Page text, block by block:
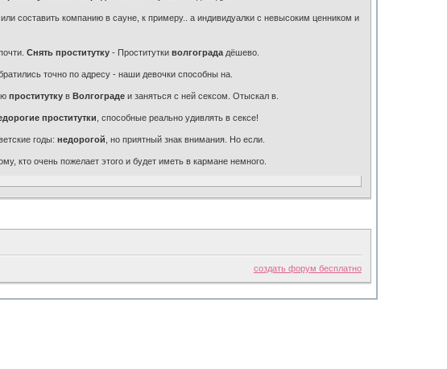
составить компанию в сауне, к примеру.. а индивидуалки с невысоким ценником и
Снять проститутку - Проституткиволгограда дёшево.
точно по адресу - наши девочки способны на.
проститутку вВолгограде и заняться с ней сексом. Отыскал в.
проститутки , способные реально удивлять в сексе!
годы:недорогой , но приятный знак внимания. Но если.
кто очень пожелает этого и будет иметь в кармане немного.
создать форум бесплатно